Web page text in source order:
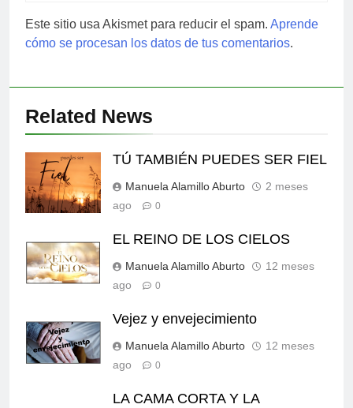
Este sitio usa Akismet para reducir el spam. Aprende
cómo se procesan los datos de tus comentarios.
Related News
TÚ TAMBIÉN PUEDES SER FIEL
Manuela Alamillo Aburto
2 meses
ago
0
EL REINO DE LOS CIELOS
Manuela Alamillo Aburto
12 meses
ago
0
Vejez y envejecimiento
Manuela Alamillo Aburto
12 meses
ago
0
LA CAMA CORTA Y LA